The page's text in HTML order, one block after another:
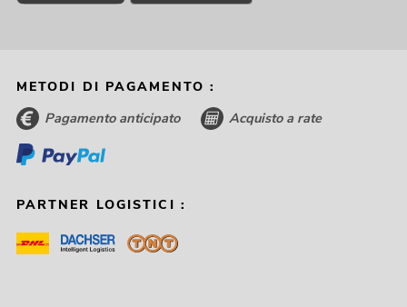
METODI DI PAGAMENTO :
Pagamento anticipato Acquisto a rate
PARTNER LOGISTICI :